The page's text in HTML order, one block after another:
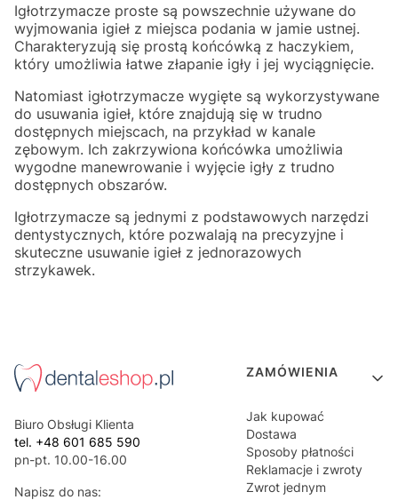
Igłotrzymacze proste są powszechnie używane do
wyjmowania igieł z miejsca podania w jamie ustnej.
Charakteryzują się prostą końcówką z haczykiem,
który umożliwia łatwe złapanie igły i jej wyciągnięcie.
Natomiast igłotrzymacze wygięte są wykorzystywane
do usuwania igieł, które znajdują się w trudno
dostępnych miejscach, na przykład w kanale
zębowym. Ich zakrzywiona końcówka umożliwia
wygodne manewrowanie i wyjęcie igły z trudno
dostępnych obszarów.
Igłotrzymacze są jednymi z podstawowych narzędzi
dentystycznych, które pozwalają na precyzyjne i
skuteczne usuwanie igieł z jednorazowych
strzykawek.
Biuro Obsługi Klienta
tel. +48 601 685 590
pn-pt. 10.00-16.00
Napisz do nas:
Linki w stopce
ZAMÓWIENIA
Jak kupować
Dostawa
Sposoby płatności
Reklamacje i zwroty
Zwrot jednym